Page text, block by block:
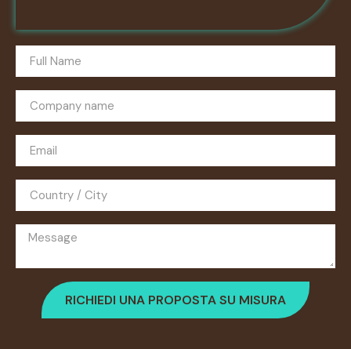
RICHIEDI UNA PROPOSTA SU MISURA